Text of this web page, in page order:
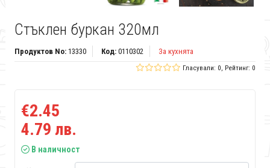
Стъклен буркан 320мл
Продуктов No:13330 Код:0110302 За кухнята
Гласували: 0, Рейтинг: 0
€2.45
4.79 лв.
В наличност